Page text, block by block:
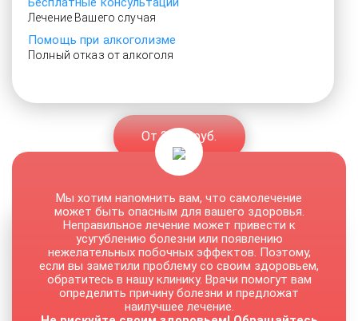
Лечение Вашего случая
Помощь при алкоголизме
Полный отказ от алкоголя
От 2500 руб.
Мы хотим напомнить вам, что самолечение
может быть опасным для вашего здоровья.
Неправильное лечение может привести к
усугублению болезни или появлению
нежелательных побочных эффектов. Поэтому,
если вы заметили проблему со своим здоровьем,
обратитесь в нашу клинику. Врачи помогут вам
определить причину болезни и предложат
наилучшее лечение.